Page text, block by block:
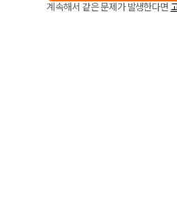
계속해서 같은 문제가 발생한다면